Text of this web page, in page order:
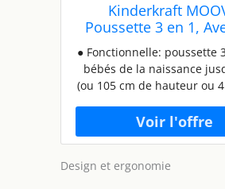
Kinderkraft
Poussette 3 en 1,
auto MINK PRO I-
bébé jusqu'à 26 kg,
combinées, Pliable,
avec amortisseurs,
allongée, Réglage
Noir
● Fonctionnelle: poussette
bébés de la naissance
(ou 105 cm de hauteur ou
transformez le landau en
quelques secondes. Elle a
caoutchouc). Elle
Design et ergonomie